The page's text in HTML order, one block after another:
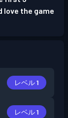
love the game
レベル 1
レベル 1